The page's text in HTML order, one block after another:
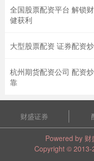
全国股票配资平台 解锁
健获利
大型股票配资 证券配资
杭州期货配资公司 配资
靠
财盛证券
Powered by 财
Copyright © 2013-